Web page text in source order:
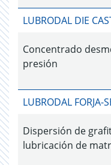
LUBRODAL DIE
Concentrado
presión
LUBRODAL FORJA-
Dispersión de
lubricación de